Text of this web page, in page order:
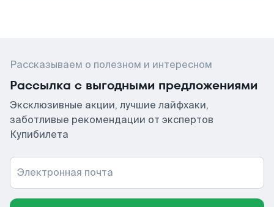
Рассказываем о полезном и интересном
Рассылка с выгодными предложениями
Эксклюзивные акции, лучшие лайфхаки,
заботливые рекомендации от экспертов
Купибилета
Электронная почта